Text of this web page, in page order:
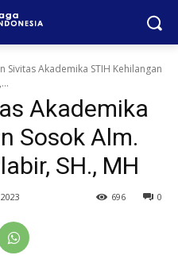
Sivitas Akademika STIH Kehilangan
Akademika
Sosok Alm.
SH., MH
0
696